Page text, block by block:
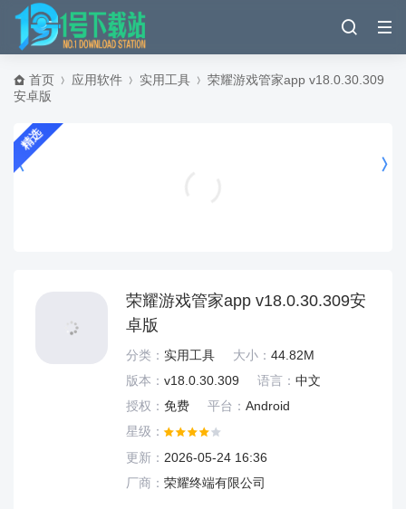
首页 应用软件 实用工具
荣耀游戏管家app v18.0.30.309
安卓版
精选
荣耀游戏管家app v18.0.30.309安
卓版
分类： 实用工具 大小： 44.82M
版本： v18.0.30.309 语言： 中文
授权： 免费 平台： Android
星级：
更新： 2026-05-24 16:36
厂商： 荣耀终端有限公司